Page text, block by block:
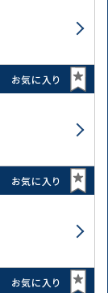
お気に入り
お気に入り
お気に入り